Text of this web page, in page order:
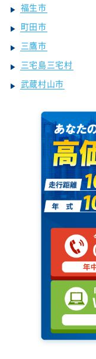
福生市
町田市
三鷹市
三宅島三宅村
武蔵村山市